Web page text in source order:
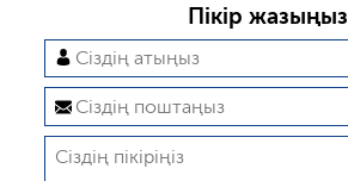
Пікір жазыңыз